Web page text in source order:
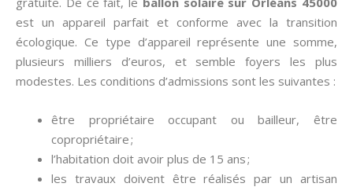
est un appareil parfait et conforme avec la transition
écologique. Ce type d’appareil représente une somme,
plusieurs milliers d’euros, et semble foyers les plus
modestes. Les conditions d’admissions sont les suivantes :
être propriétaire occupant ou bailleur, être
copropriétaire ;
l’habitation doit avoir plus de 15 ans ;
les travaux doivent être réalisés par un artisan